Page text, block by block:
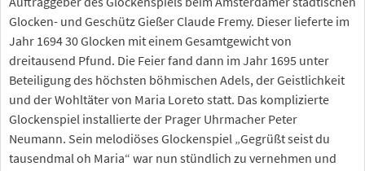
Glocken- und Geschütz Gießer Claude Fremy. Dieser lieferte im
Jahr 1694 30 Glocken mit einem Gesamtgewicht von
dreitausend Pfund. Die Feier fand dann im Jahr 1695 unter
Beteiligung des höchsten böhmischen Adels, der Geistlichkeit
und der Wohltäter von Maria Loreto statt. Das komplizierte
Glockenspiel installierte der Prager Uhrmacher Peter
Neumann. Sein melodiöses Glockenspiel „Gegrüßt seist du
tausendmal oh Maria“ war nun stündlich zu vernehmen und